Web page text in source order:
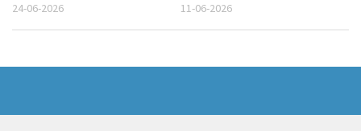
24-06-2026 11-06-2026